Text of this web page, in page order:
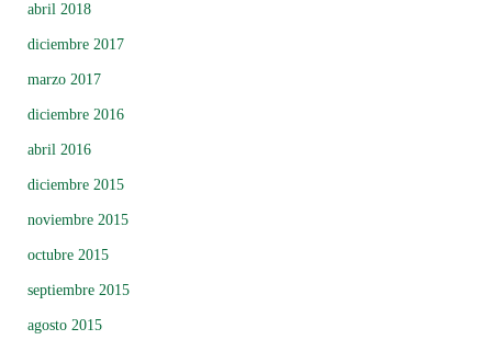
abril 2018
diciembre 2017
marzo 2017
diciembre 2016
abril 2016
diciembre 2015
noviembre 2015
octubre 2015
septiembre 2015
agosto 2015